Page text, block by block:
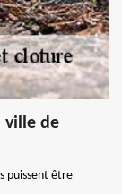
ville de
puissent être